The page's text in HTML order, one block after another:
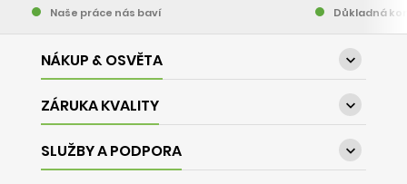
Naše práce nás baví
Důkladná
NÁKUP & OSVĚTA 
ZÁRUKA KVALITY 
SLUŽBY A PODPORA 